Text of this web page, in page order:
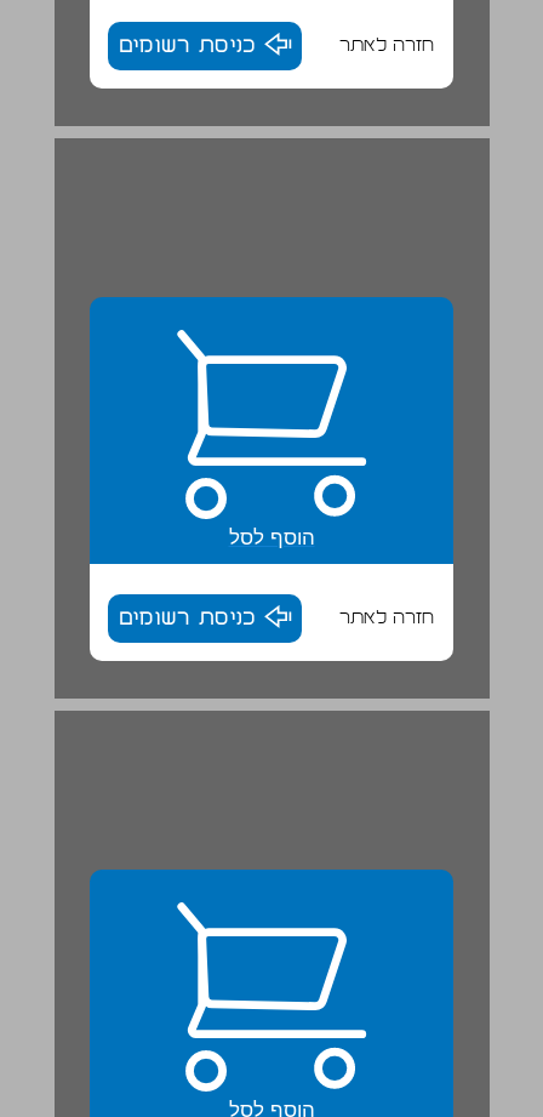
חזרה לאתר כניסת רשומים
פורים ... 23
הוסף לסל
חזרה לאתר כניסת רשומים
הוסף לסל